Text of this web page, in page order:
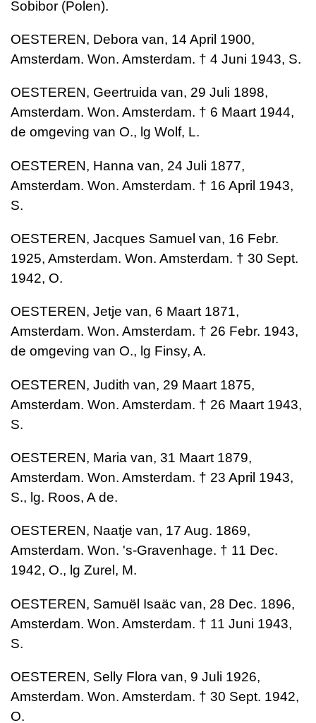
Sobibor (Polen).
OESTEREN, Debora van, 14 April 1900,
Amsterdam. Won. Amsterdam. † 4 Juni 1943, S.
OESTEREN, Geertruida van, 29 Juli 1898,
Amsterdam. Won. Amsterdam. † 6 Maart 1944,
de omgeving van O., lg Wolf, L.
OESTEREN, Hanna van, 24 Juli 1877,
Amsterdam. Won. Amsterdam. † 16 April 1943,
S.
OESTEREN, Jacques Samuel van, 16 Febr.
1925, Amsterdam. Won. Amsterdam. † 30 Sept.
1942, O.
OESTEREN, Jetje van, 6 Maart 1871,
Amsterdam. Won. Amsterdam. † 26 Febr. 1943,
de omgeving van O., lg Finsy, A.
OESTEREN, Judith van, 29 Maart 1875,
Amsterdam. Won. Amsterdam. † 26 Maart 1943,
S.
OESTEREN, Maria van, 31 Maart 1879,
Amsterdam. Won. Amsterdam. † 23 April 1943,
S., lg. Roos, A de.
OESTEREN, Naatje van, 17 Aug. 1869,
Amsterdam. Won. 's-Gravenhage. † 11 Dec.
1942, O., lg Zurel, M.
OESTEREN, Samuël Isaäc van, 28 Dec. 1896,
Amsterdam. Won. Amsterdam. † 11 Juni 1943,
S.
OESTEREN, Selly Flora van, 9 Juli 1926,
Amsterdam. Won. Amsterdam. † 30 Sept. 1942,
O.